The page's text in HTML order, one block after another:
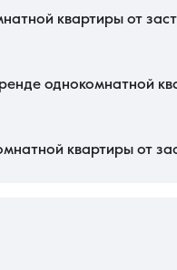
квартиры от
однокомнатной
квартиры от